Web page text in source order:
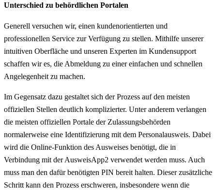
Unterschied zu behördlichen Portalen
Generell versuchen wir, einen kundenorientierten und
professionellen Service zur Verfügung zu stellen. Mithilfe unserer
intuitiven Oberfläche und unseren Experten im Kundensupport
schaffen wir es, die Abmeldung zu einer einfachen und schnellen
Angelegenheit zu machen.
Im Gegensatz dazu gestaltet sich der Prozess auf den meisten
offiziellen Stellen deutlich komplizierter. Unter anderem verlangen
die meisten offiziellen Portale der Zulassungsbehörden
normalerweise eine Identifizierung mit dem Personalausweis. Dabei
wird die Online-Funktion des Ausweises benötigt, die in
Verbindung mit der AusweisApp2 verwendet werden muss. Auch
muss man den dafür benötigten PIN bereit halten. Dieser zusätzliche
Schritt kann den Prozess erschweren, insbesondere wenn die